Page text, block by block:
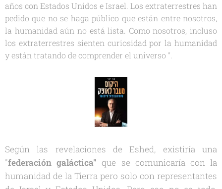
años con Estados Unidos e Israel. Los extraterrestres han
pedido que no se haga público que están entre nosotros,
la humanidad aún no está lista. Como nosotros, incluso
los extraterrestres sienten curiosidad por la humanidad
y están tratando de comprender el universo ".
Según las revelaciones de Eshed, existiría una
"federación galáctica" que se comunicaría con la
humanidad de la Tierra pero solo con representantes